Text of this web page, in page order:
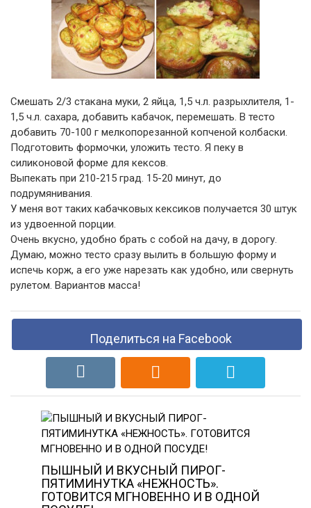
Смешать 2/3 стакана муки, 2 яйца, 1,5 ч.л. разрыхлителя, 1-
1,5 ч.л. сахара, добавить кабачок, перемешать. В тесто
добавить 70-100 г мелкопорезанной копченой колбаски.
Подготовить формочки, уложить тесто. Я пеку в
силиконовой форме для кексов.
Выпекать при 210-215 град. 15-20 минут, до
подрумянивания.
У меня вот таких кабачковых кексиков получается 30 штук
из удвоенной порции.
Очень вкусно, удобно брать с собой на дачу, в дорогу.
Думаю, можно тесто сразу вылить в большую форму и
испечь корж, а его уже нарезать как удобно, или свернуть
рулетом. Вариантов масса!
Поделиться на Facebook
ПЫШНЫЙ И ВКУСНЫЙ ПИРОГ-
ПЯТИМИНУТКА «НЕЖНОСТЬ».
ГОТОВИТСЯ МГНОВЕННО И В ОДНОЙ